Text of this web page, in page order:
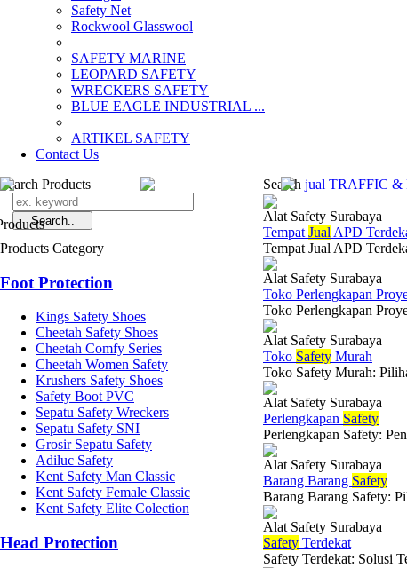
Safety Net
Rockwool Glasswool
SAFETY MARINE
LEOPARD SAFETY
WRECKERS SAFETY
BLUE EAGLE INDUSTRIAL ...
­ARTIKEL SAFETY
Contact Us
Search Products
Products Category
Foot Protection
Kings Safety Shoes
Cheetah Safety Shoes
Cheetah Comfy Series
Cheetah Women Safety
Krushers Safety Shoes
Safety Boot PVC
Sepatu Safety Wreckers
Sepatu Safety SNI
Grosir Sepatu Safety
Adiluc Safety
Kent Safety Man Classic
Kent Safety Female Classic
Kent Safety Elite Colection
Head Protection
Search jual TRAFFIC &
Alat Safety Surabaya
Tempat Jual APD
Tempat Jual APD
Alat Safety Surabaya
Toko Perlengkapan
Toko Perlengkapan
Alat Safety Surabaya
Toko Safety Murah
Toko Safety Murah:
Alat Safety Surabaya
Perlengkapan Safety
Perlengkapan Safety:
Alat Safety Surabaya
Barang Barang Safety
Barang Barang Safety:
Alat Safety Surabaya
Safety Terdekat
Safety Terdekat: Solusi